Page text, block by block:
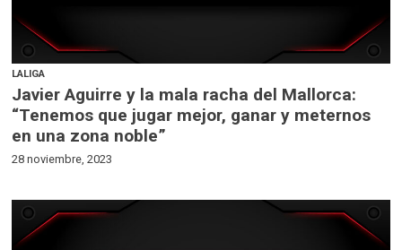
LALIGA
Javier Aguirre y la mala racha del Mallorca:
“Tenemos que jugar mejor, ganar y meternos
en una zona noble”
28 noviembre, 2023